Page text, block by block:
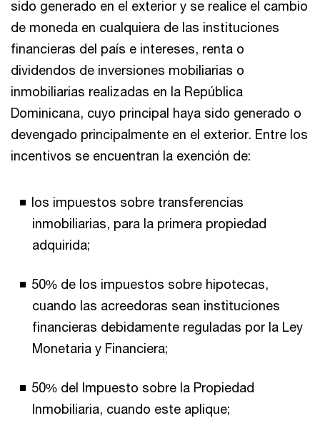
sido generado en el exterior y se realice el cambio
de moneda en cualquiera de las instituciones
financieras del país e intereses, renta o
dividendos de inversiones mobiliarias o
inmobiliarias realizadas en la República
Dominicana, cuyo principal haya sido generado o
devengado principalmente en el exterior. Entre los
incentivos se encuentran la exención de:
los impuestos sobre transferencias
inmobiliarias, para la primera propiedad
adquirida;
50% de los impuestos sobre hipotecas,
cuando las acreedoras sean instituciones
financieras debidamente reguladas por la Ley
Monetaria y Financiera;
50% del Impuesto sobre la Propiedad
Inmobiliaria, cuando este aplique;